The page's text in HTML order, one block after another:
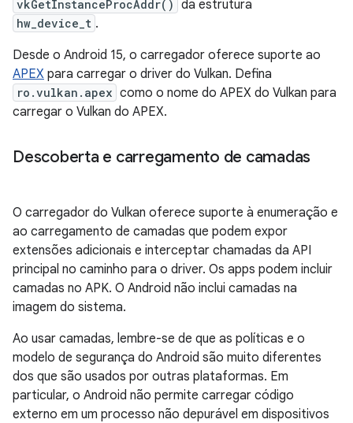
vkGetInstanceProcAddr() da estrutura
hw_device_t .
Desde o Android 15, o carregador oferece suporte ao
APEX para carregar o driver do Vulkan. Defina
ro.vulkan.apex como o nome do APEX do Vulkan para
carregar o Vulkan do APEX.
Descoberta e carregamento de camadas
O carregador do Vulkan oferece suporte à enumeração e
ao carregamento de camadas que podem expor
extensões adicionais e interceptar chamadas da API
principal no caminho para o driver. Os apps podem incluir
camadas no APK. O Android não inclui camadas na
imagem do sistema.
Ao usar camadas, lembre-se de que as políticas e o
modelo de segurança do Android são muito diferentes
dos que são usados por outras plataformas. Em
particular, o Android não permite carregar código
externo em um processo não depurável em dispositivos